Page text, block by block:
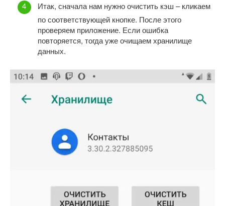
Итак, сначала нам нужно очистить кэш – кликаем
по соответствующей кнопке. После этого
проверяем приложение. Если ошибка
повторяется, тогда уже очищаем хранилище
данных.